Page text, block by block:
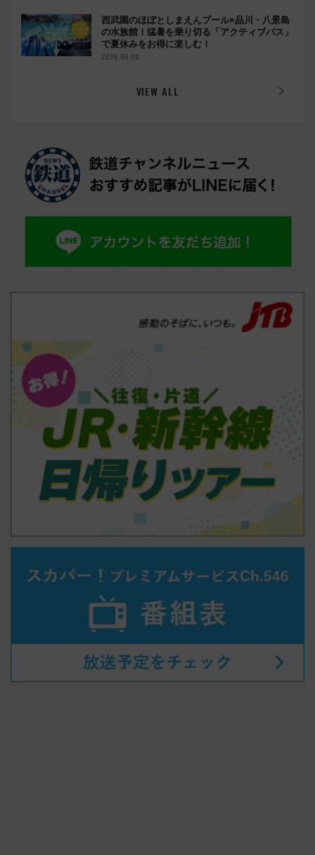
西武園のほぼとしまえんプール×品川・八景島
の水族館！猛暑を乗り切る「アクティブパス」
で夏休みをお得に楽しむ！
2026.08.09
VIEW ALL